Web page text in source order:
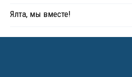
Ялта, мы вместе!